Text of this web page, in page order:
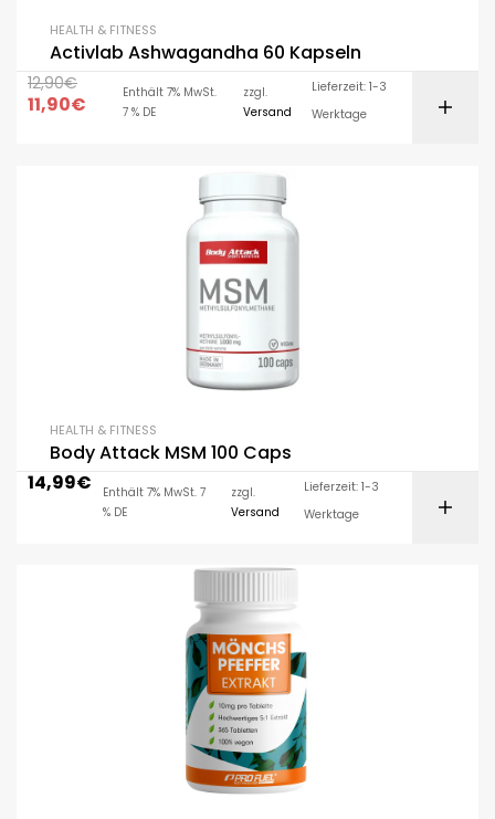
HEALTH & FITNESS
Activlab Ashwagandha 60 Kapseln
12,90€
11,90€
Enthält 7% MwSt.
7 % DE
zzgl.
Versand
Lieferzeit: 1-3
Werktage
HEALTH & FITNESS
Body Attack MSM 100 Caps
14,99€
Enthält 7% MwSt. 7
% DE
zzgl.
Versand
Lieferzeit: 1-3
Werktage